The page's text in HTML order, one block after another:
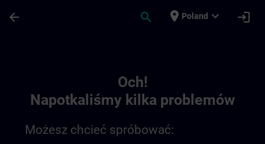
arrow_back search place Poland expand_more login
Och!
Napotkaliśmy kilka problemów
Możesz chcieć spróbować: